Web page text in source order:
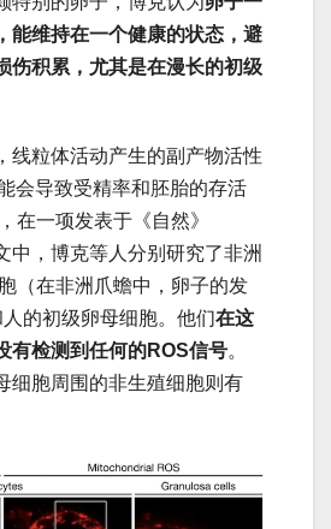
能维持在一个健康的状态，避
伤积累，尤其是在漫长的初级
线粒体活动产生的副产物活性
会导致受精率和胚胎的存活
在一项发表于《自然》
中，博克等人分别研究了非洲
（在非洲爪蟾中，卵子的发
的初级卵母细胞。他们在这
有检测到任何的ROS信号。
细胞周围的非生殖细胞则有